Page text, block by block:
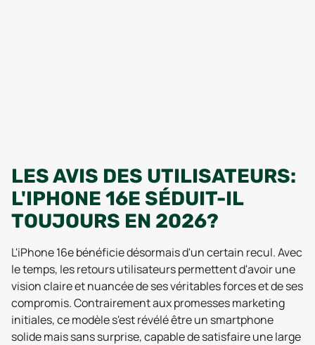
LES AVIS DES UTILISATEURS:
L'IPHONE 16E SÉDUIT-IL
TOUJOURS EN 2026?
L'iPhone 16e bénéficie désormais d'un certain recul. Avec
le temps, les retours utilisateurs permettent d'avoir une
vision claire et nuancée de ses véritables forces et de ses
compromis. Contrairement aux promesses marketing
initiales, ce modèle s'est révélé être un smartphone
solide mais sans surprise, capable de satisfaire une large